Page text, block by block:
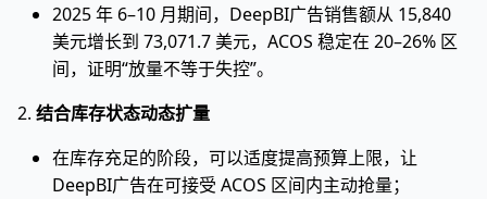
2025 年 6–10 月期间，DeepBI广告销售额从 15,840
美元增长到 73,071.7 美元，ACOS 稳定在 20–26% 区
间，证明“放量不等于失控”。
2. 结合库存状态动态扩量
在库存充足的阶段，可以适度提高预算上限，让
DeepBI广告在可接受 ACOS 区间内主动抢量；